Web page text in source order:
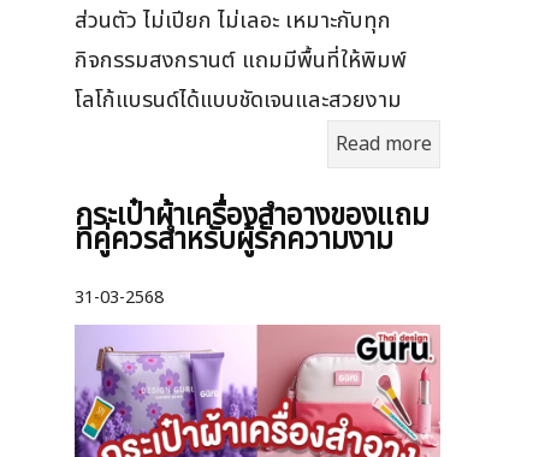
ส่วนตัว ไม่เปียก ไม่เลอะ เหมาะกับทุก
กิจกรรมสงกรานต์ แถมมีพื้นที่ให้พิมพ์
โลโก้แบรนด์ได้แบบชัดเจนและสวยงาม
Read more
กระเป๋าผ้าเครื่องสําอางของแถม
ที่คู่ควรสำหรับผู้รักความงาม
31-03-2568